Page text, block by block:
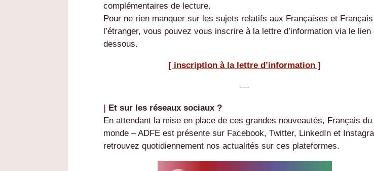
complémentaires de lecture.
Pour ne rien manquer sur les sujets relatifs aux Françaises et
l’étranger, vous pouvez vous inscrire à la lettre d’information via le lien
dessous.
[ inscription à la lettre d’information ]
—
| Et sur les réseaux sociaux ?
En attendant la mise en place de ces grandes nouveautés, Français du
monde – ADFE est présente sur Facebook, Twitter, LinkedIn et
retrouvez quotidiennement nos actualités sur ces plateformes.